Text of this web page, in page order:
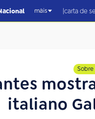
mais |carta de
Sobre
italiano